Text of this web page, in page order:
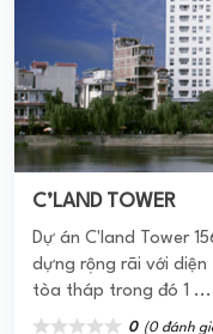
(Đánh giá từ website